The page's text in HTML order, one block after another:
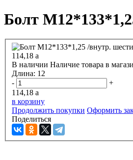
Болт
114,18 a
В наличии Наличие товара в
Длина: 12
-
+
114,18 a
в корзину
Продолжить покупки Оформить
Поделиться